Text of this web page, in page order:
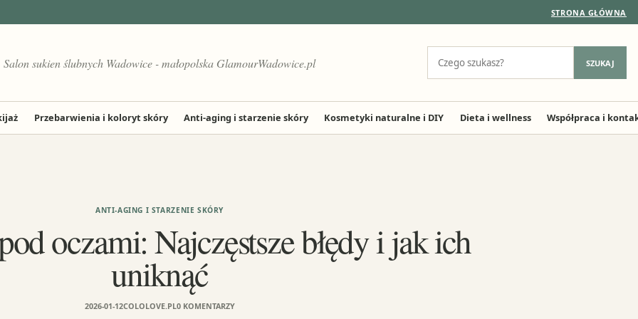
STRONA GŁÓWNA
Salon sukien ślubnych Wadowice - małopolska GlamourWadowice.pl SZUKAJ
Przebarwienia i koloryt skóry Anti-aging i starzenie skóry Kosmetyki naturalne i DIY Dieta i wellness Współpraca i
ANTI-AGING I STARZENIE SKÓRY
oczami: Najczęstsze błędy i jak ich
uniknąć
2026-01-12COLOLOVE.PL0 KOMENTARZY